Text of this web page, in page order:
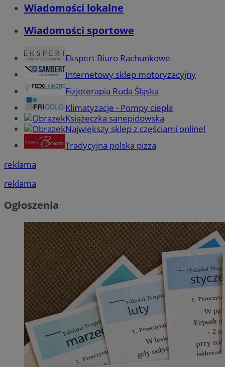
Wiadomości lokalne
Wiadomości sportowe
Ekspert Biuro Rachunkowe
Internetowy sklep motoryzacyjny
Fizjoterapia Ruda Śląska
Klimatyzacje - Pompy ciepła
Książeczka sanepidowska
Największy sklep z częściami online!
Tradycyjna polska pizza
reklama
reklama
Ogłoszenia